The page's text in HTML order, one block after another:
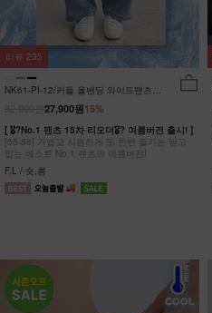
NK61-PI-12/커들 올밴딩 와이드팬츠
15%
27,900원
[ 🎖?No.1 팬츠 15차 리오더🎖? 여름버전 출시! ]
[55-88] 가볍고 시원하게 또 한번 즐기는 믿고
입는 베스트 No.1 팬츠의 여름버전!
F,L / 숏,롱
리뷰 235